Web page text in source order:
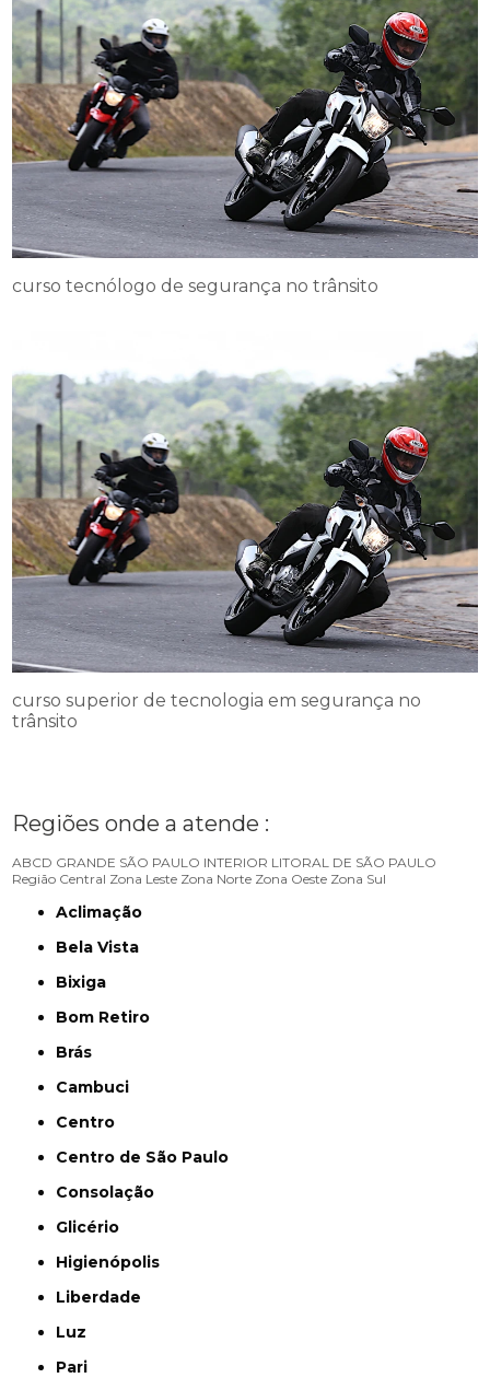
curso tecnólogo de segurança no trânsito
curso superior de tecnologia em segurança no
trânsito
Regiões onde a atende :
ABCD GRANDE SÃO PAULO INTERIOR LITORAL DE SÃO PAULO
Região Central Zona Leste Zona Norte Zona Oeste Zona Sul
Aclimação
Bela Vista
Bixiga
Bom Retiro
Brás
Cambuci
Centro
Centro de São Paulo
Consolação
Glicério
Higienópolis
Liberdade
Luz
Pari